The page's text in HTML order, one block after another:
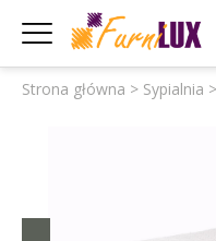
Strona główna > Sypialnia >
